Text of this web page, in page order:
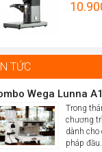
TỨC
Trong
chương
dành
pháp đầu…